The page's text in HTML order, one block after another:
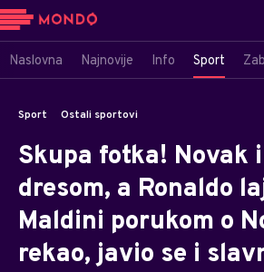
Naslovna Najnovije Info Sport
Sport Ostali sportovi
Skupa fotka! Novak
dresom, a Ronaldo
Maldini porukom o
rekao, javio se i